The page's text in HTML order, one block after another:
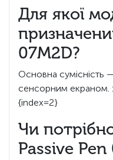
Для якої
07M2D?
Основна сумісність
сенсорним екраном.
{index=2}
Чи
Passive Pen